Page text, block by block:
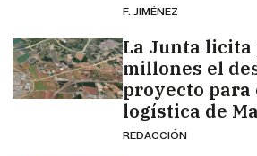
F. JIMÉNEZ
La Junta licita
millones el
proyecto para
logística de
REDACCIÓN